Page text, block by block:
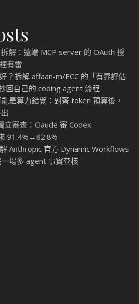
解：遠端 MCP server 的 OAuth 授
有雷
？拆解 affaan-m/ECC 的「有界評估
回自己的 coding agent 流程
是算力錯覺：對齊 token 預算後，
審查：Claude 審 Codex
91.4%→82.8%
Anthropic 官方 Dynamic Workflows
場多 agent 事實查核